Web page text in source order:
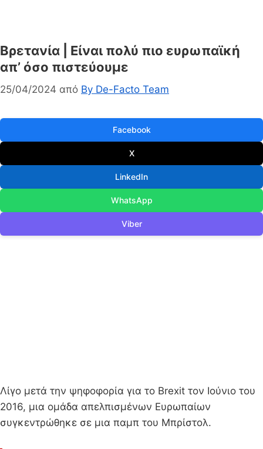
Βρετανία | Είναι πολύ πιο ευρωπαϊκή
απ’ όσο πιστεύουμε
25/04/2024 από By De-Facto Team
Facebook
X
LinkedIn
WhatsApp
Viber
Λίγο μετά την ψηφοφορία για το Brexit τον Ιούνιο του
2016, μια ομάδα απελπισμένων Ευρωπαίων
συγκεντρώθηκε σε μια παμπ του Μπρίστολ.